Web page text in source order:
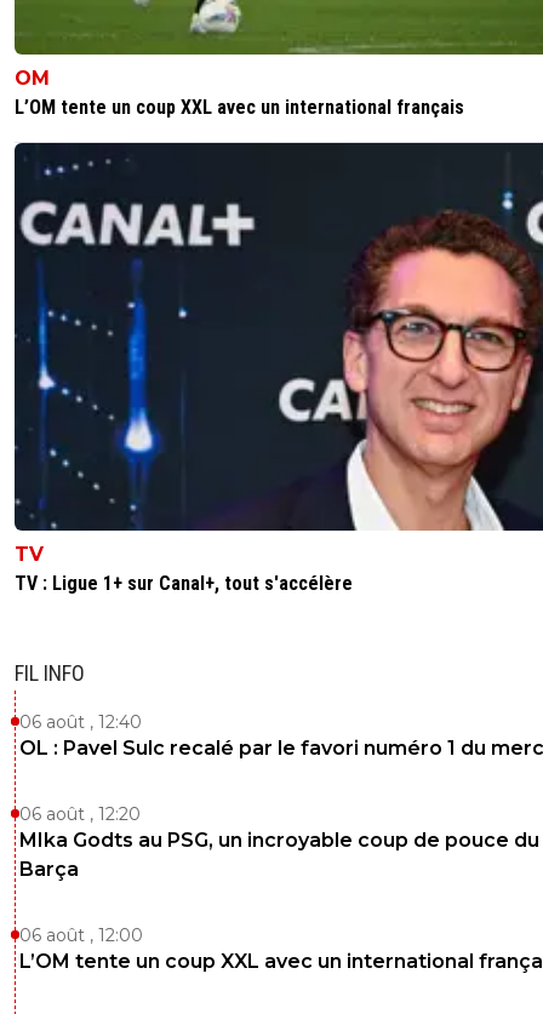
OM
L’OM tente un coup XXL avec un international français
TV
TV : Ligue 1+ sur Canal+, tout s'accélère
FIL INFO
06 août , 12:40
OL : Pavel Sulc recalé par le favori numéro 1 du
06 août , 12:20
MIka Godts au PSG, un incroyable coup de pouce du
Barça
06 août , 12:00
L’OM tente un coup XXL avec un international